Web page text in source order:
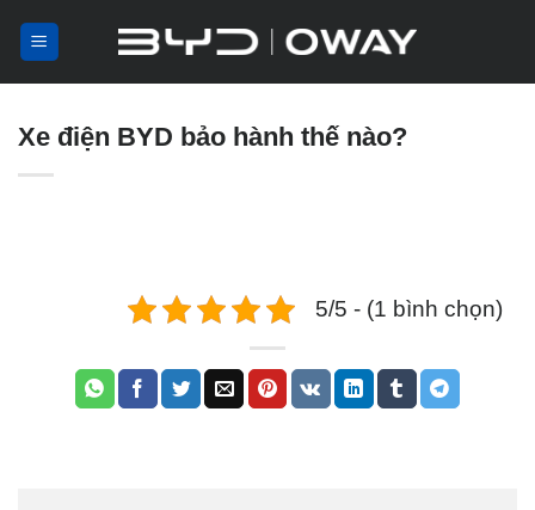
Xe điện BYD bảo hành thế nào?
5/5 - (1 bình chọn)